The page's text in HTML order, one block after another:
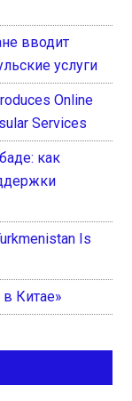
вводит
услуги
Online
Services
как
Is
Китае»